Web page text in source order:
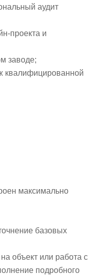
аудит
проекта и
заводе;
квалифицированной
максимально
базовых
объект или работа с
подробного